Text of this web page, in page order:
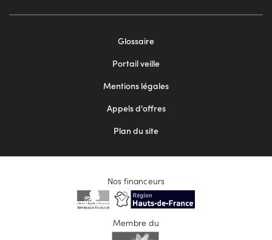
Glossaire
Portail veille
Mentions légales
Appels d'offres
Plan du site
Nos financeurs
Membre du